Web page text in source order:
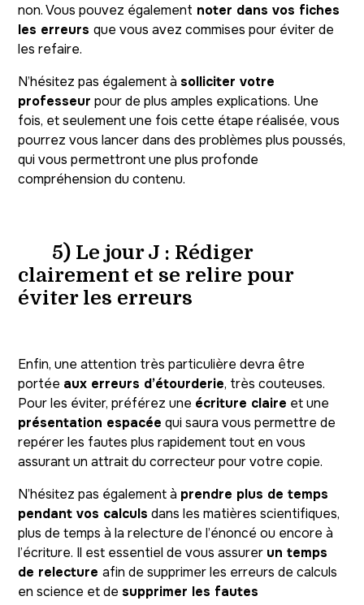
non. Vous pouvez également noter dans vos fiches
les erreursque vous avez commises pour éviter de
les refaire.
N’hésitez pas également àsolliciter votre
professeur pour de plus amples explications. Une
fois, et seulement une fois cette étape réalisée, vous
pourrez vous lancer dans des problèmes plus poussés,
qui vous permettront une plus profonde
compréhension du contenu.
5) Le jour J : Rédiger
clairement et se relire pour
éviter les erreurs
Enfin, une attention très particulière devra être
portée aux erreurs d’étourderie, très couteuses.
Pour les éviter, préférez une écriture claire et une
présentation espacée qui saura vous permettre de
repérer les fautes plus rapidement tout en vous
assurant un attrait du correcteur pour votre copie.
N’hésitez pas également à prendre plus de temps
pendant vos calculs dans les matières scientifiques,
plus de temps à la relecture de l’énoncé ou encore à
l’écriture. Il est essentiel de vous assurer un temps
de relectureafin de supprimer les erreurs de calculs
en science et desupprimer les fautes